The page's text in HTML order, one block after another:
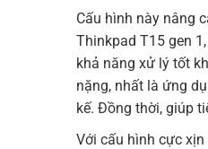
Cấu hình này nâng
Thinkpad T15 gen
khả năng xử lý tốt
nặng, nhất là ứng
kế. Đồng thời, giúp
Với cấu hình cực xịn